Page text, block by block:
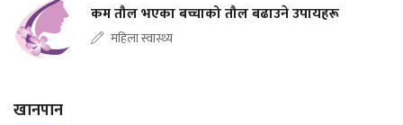
कम तौल भएका बच्चाको तौल बढाउने उपायहरू
महिला स्वास्थ्य
खानपान